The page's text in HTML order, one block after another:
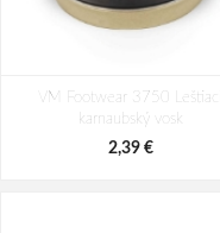
tmavě šedá
47,50 €
VM Footwear 3750 Leštiaci
karnaubský vosk
2,39 €